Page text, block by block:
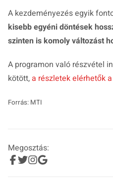
A kezdeményezés egyik
kisebb egyéni döntések
szinten is komoly változást
A programon való részvétel
kötött,a részletek elérhetők
Forrás: MTI
Megosztás: